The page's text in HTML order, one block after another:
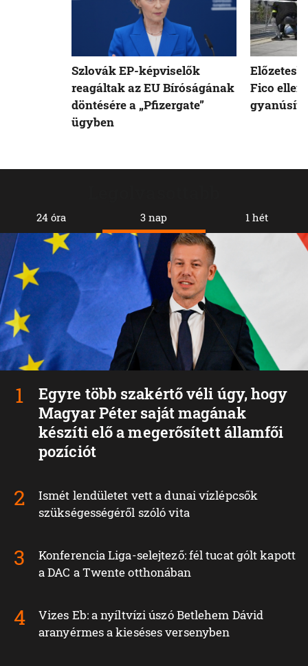
24 óra 3 nap
Egyre több szakértő véli úgy, hogy
Magyar Péter saját magának
készíti elő a megerősített államfői
pozíciót
Ismét lendületet vett a dunai vízlépcsők
szükségességéről szóló vita
Konferencia Liga-selejtező: fél tucat gólt kapott
a DAC a Twente otthonában
Vizes Eb: a nyíltvízi úszó Betlehem Dávid
aranyérmes a kieséses versenyben
1 hét
Szlovák EP-képviselők
reagáltak az EU Bíróságának
döntésére a „Pfizergate”
ügyben
Fico